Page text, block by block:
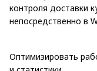
контроля доставки
непосредственно в
Оптимизировать